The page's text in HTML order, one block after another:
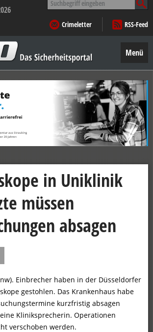
nach:
Crimeletter
RSS-Feed
Menü
in Uniklinik
müssen
absagen
Einbrecher haben in der Düsseldorfer
gestohlen. Das Krankenhaus habe
kurzfristig absagen
Kliniksprecherin. Operationen
verschoben werden.